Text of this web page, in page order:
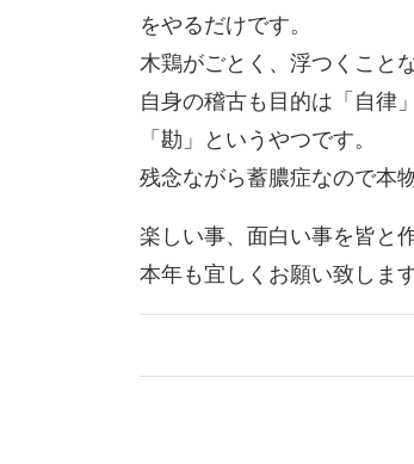
をやるだけです。
木鶏がごとく、浮つくこと
自身の稽古も目的は「自律
「勘」というやつです。
残念ながら蓄膿症なので本
楽しい事、面白い事を皆と
本年も宜しくお願い致しま